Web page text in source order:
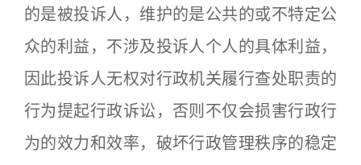
的是被投诉人，维护的是公共的或不特定公
众的利益，不涉及投诉人个人的具体利益，
因此投诉人无权对行政机关履行查处职责的
行为提起行政诉讼，否则不仅会损害行政行
为的效力和效率，破坏行政管理秩序的稳定